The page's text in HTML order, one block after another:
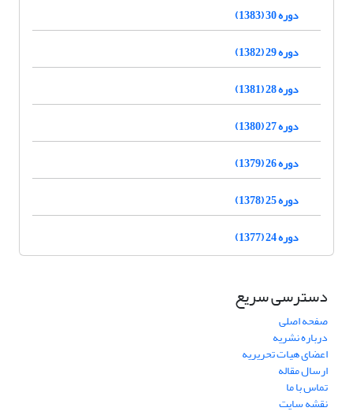
دوره 30 (1383)
دوره 29 (1382)
دوره 28 (1381)
دوره 27 (1380)
دوره 26 (1379)
دوره 25 (1378)
دوره 24 (1377)
دسترسی سریع
صفحه اصلی
درباره نشریه
اعضای هیات تحریریه
ارسال مقاله
تماس با ما
نقشه سایت